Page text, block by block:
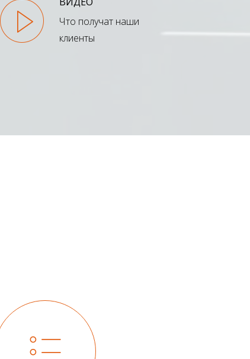
Что получат наши
клиенты